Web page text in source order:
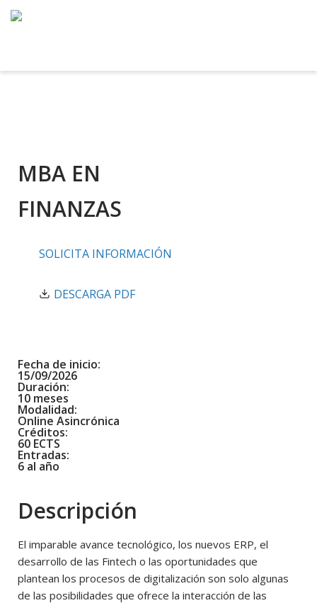
contenido
MBA EN
FINANZAS
SOLICITA INFORMACIÓN
DESCARGA PDF
Fecha de inicio:
15/09/2026
Duración:
10 meses
Modalidad:
Online Asincrónica
Créditos:
60 ECTS
Entradas:
6 al año
Descripción
El imparable avance tecnológico, los nuevos ERP, el
desarrollo de las Fintech o las oportunidades que
plantean los procesos de digitalización son solo algunas
de las posibilidades que ofrece la interacción de las